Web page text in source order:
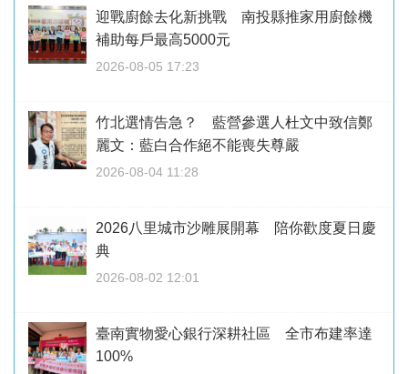
迎戰廚餘去化新挑戰 南投縣推家用廚餘機
補助每戶最高5000元
2026-08-05 17:23
竹北選情告急？ 藍營參選人杜文中致信鄭
麗文：藍白合作絕不能喪失尊嚴
2026-08-04 11:28
2026八里城市沙雕展開幕 陪你歡度夏日慶
典
2026-08-02 12:01
臺南實物愛心銀行深耕社區 全市布建率達
100%